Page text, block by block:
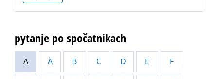
pytanje po spočatnikach
A Ä B C D E F